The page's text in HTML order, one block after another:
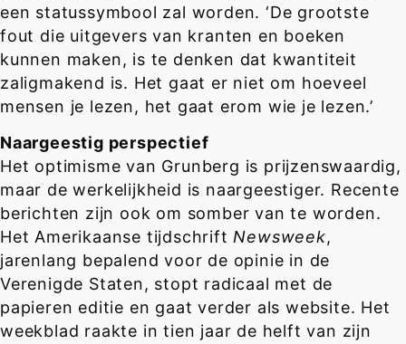
een statussymbool zal worden. ‘De grootste
fout die uitgevers van kranten en boeken
kunnen maken, is te denken dat kwantiteit
zaligmakend is. Het gaat er niet om hoeveel
mensen je lezen, het gaat erom wie je lezen.’
Naargeestig perspectief
Het optimisme van Grunberg is prijzenswaardig,
maar de werkelijkheid is naargeestiger. Recente
berichten zijn ook om somber van te worden.
Het Amerikaanse tijdschriftNewsweek,
jarenlang bepalend voor de opinie in de
Verenigde Staten, stopt radicaal met de
papieren editie en gaat verder als website. Het
weekblad raakte in tien jaar de helft van zijn